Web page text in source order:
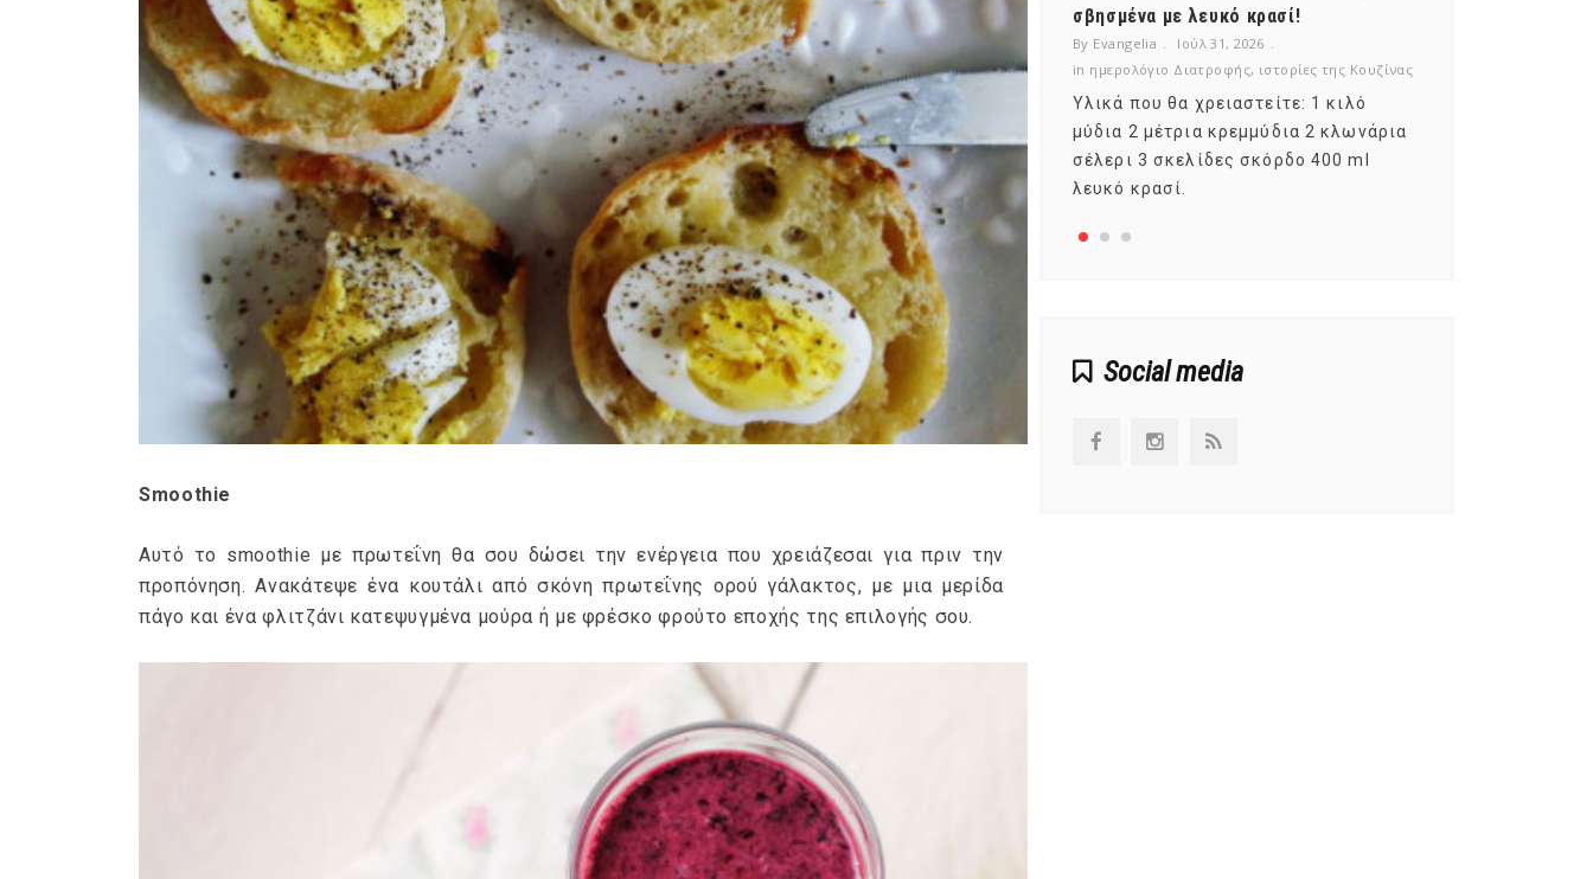
Smoothie
Αυτό το smoothie με πρωτεΐνη θα σου δώσει την ενέργεια που χρειάζεσαι για πριν την
προπόνηση. Ανακάτεψε ένα κουτάλι από σκόνη πρωτεΐνης ορού γάλακτος, με μια μερίδα
πάγο και ένα φλιτζάνι κατεψυγμένα μούρα ή με φρέσκο φρούτο εποχής της επιλογής σου.
λαχανικά; Γνωρίζεις τη διαφορά;
By Evangelia
Ιούλ 30, 2026
inημερολόγιο Διατροφής,ιστορίες της Κουζίνας
Σύμφωνα με τους βοτανολόγους (είναι
αυτοί που μελετούν τα φυτά), το
φρούτο είναι το μέρος του φυτού που
αναπτύσσεται από.
το πεπόνι περιέχει πολλές βιταμίνες;
By Evangelia
Ιούλ 29, 2026
inημερολόγιο Διατροφής,ιστορίες της Κουζίνας
Ανάλογα με την ποικιλία τα πεπόνια
διαφέρουν στο σχήμα, στο μέγεθος,
στο χρώμα της φλούδας και της
σάρκας, στο άρωμα.
σβησμένα με λευκό κρασί!
By Evangelia
Ιούλ 31, 2026
in ημερολόγιο Διατροφής, ιστορίες της Κουζίνας
Υλικά που θα χρειαστείτε: 1 κιλό
μύδια 2 μέτρια κρεμμύδια 2 κλωνάρια
σέλερι 3 σκελίδες σκόρδο 400 ml
λευκό κρασί.
Social media